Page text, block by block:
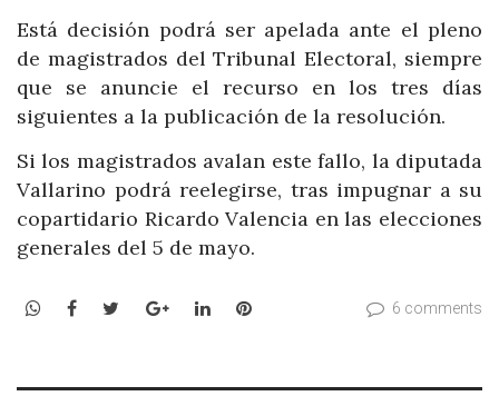
Está decisión podrá ser apelada ante el pleno
de magistrados del Tribunal Electoral, siempre
que se anuncie el recurso en los tres días
siguientes a la publicación de la resolución.
Si los magistrados avalan este fallo, la diputada
Vallarino podrá reelegirse, tras impugnar a su
copartidario Ricardo Valencia en las elecciones
generales del 5 de mayo.
WhatsApp
Facebook
TwitterGoogle+LinkedInPinterest 6 comments